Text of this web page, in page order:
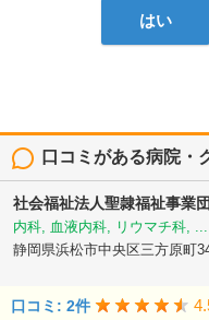
はい
口コミがある病院・
社会福祉法人聖隷福祉事業団
内科, 血液内科, リウマチ科, ...
静岡県浜松市中央区三方原町
口コミ: 2件